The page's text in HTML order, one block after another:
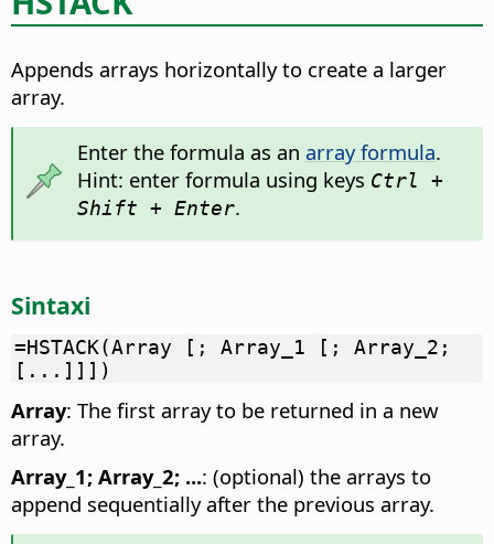
Appends arrays horizontally to create a larger
array.
Enter the formula as an array formula.
Hint: enter formula using keys Ctrl +
Shift + Enter.
Sintaxi
=HSTACK(Array [; Array_1 [; Array_2;
[...]]])
Array: The first array to be returned in a new
array.
Array_1; Array_2; ...: (optional) the arrays to
append sequentially after the previous array.